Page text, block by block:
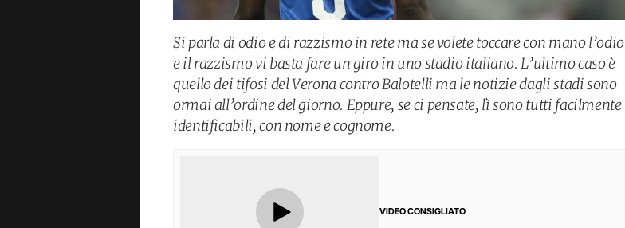
Si parla di odio e di razzismo in rete ma se volete toccare con mano l’odio
e il razzismo vi basta fare un giro in uno stadio italiano. L’ultimo caso è
quello dei tifosi del Verona contro Balotelli ma le notizie dagli stadi sono
ormai all’ordine del giorno. Eppure, se ci pensate, lì sono tutti facilmente
identificabili, con nome e cognome.
VIDEO CONSIGLIATO